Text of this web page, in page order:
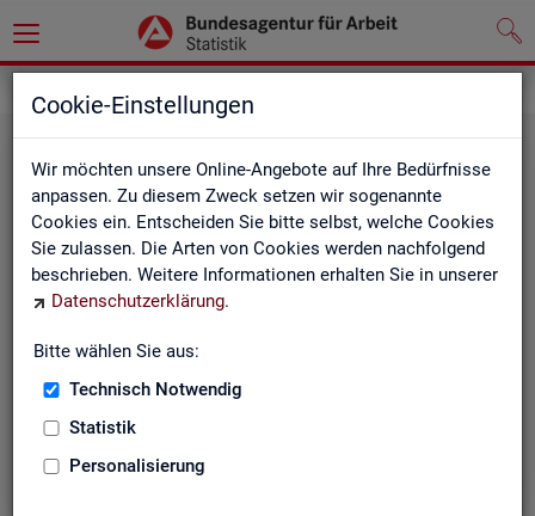
Cookie-Einstellungen
Wir möchten unsere Online-Angebote auf Ihre Bedürfnisse
anpassen. Zu diesem Zweck setzen wir sogenannte
Cookies ein. Entscheiden Sie bitte selbst, welche Cookies
Sie zulassen. Die Arten von Cookies werden nachfolgend
beschrieben. Weitere Informationen erhalten Sie in unserer
Datenschutzerklärung.
Bitte wählen Sie aus:
Technisch Notwendig
Statistik
Personalisierung